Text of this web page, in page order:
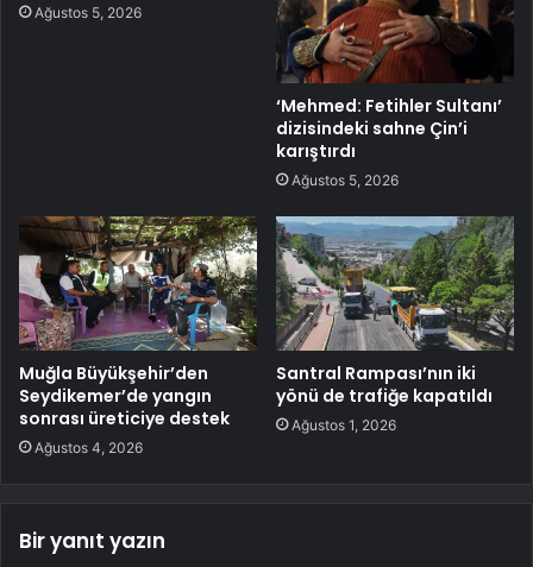
Ağustos 5, 2026
‘Mehmed: Fetihler Sultanı’
dizisindeki sahne Çin’i
karıştırdı
Ağustos 5, 2026
Muğla Büyükşehir’den
Seydikemer’de yangın
sonrası üreticiye destek
Ağustos 4, 2026
Santral Rampası’nın iki
yönü de trafiğe kapatıldı
Ağustos 1, 2026
Bir yanıt yazın